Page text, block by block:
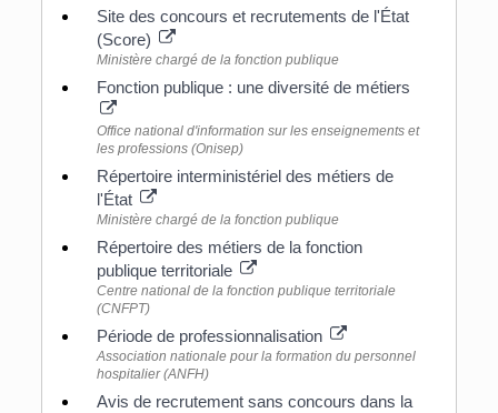
Site des concours et recrutements de l'État
(Score)
Ministère chargé de la fonction publique
Fonction publique : une diversité de métiers
Office national d'information sur les enseignements et
les professions (Onisep)
Répertoire interministériel des métiers de
l'État
Ministère chargé de la fonction publique
Répertoire des métiers de la fonction
publique territoriale
Centre national de la fonction publique territoriale
(CNFPT)
Période de professionnalisation
Association nationale pour la formation du personnel
hospitalier (ANFH)
Avis de recrutement sans concours dans la